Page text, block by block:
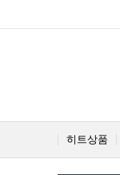
히트상품